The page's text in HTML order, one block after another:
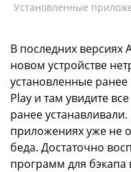
Установленные
В последних
новом устройстве
установленные
Play и там увидите
ранее
приложениях уже не
беда. Достаточно
программ для бэкапа